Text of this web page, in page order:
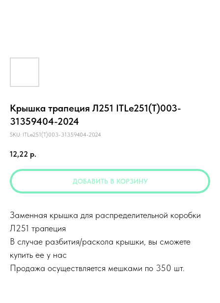
Крышка трапеция Л251 ITLe251(T)003-
31359404-2024
SKU: ITLe251(T)003-31359404-2024
12,22 р.
ДОБАВИТЬ В КОРЗИНУ
Заменная крышка для распределительной коробки
Л251 трапеция
В случае разбития/раскола крышки, вы сможете
купить ее у нас
Продажа осуществляется мешками по 350 шт.